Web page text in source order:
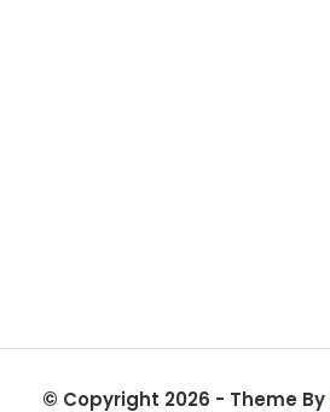
© Copyright 2026 - Theme By